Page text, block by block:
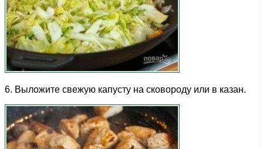
6. Выложите свежую капусту на сковороду или в казан.